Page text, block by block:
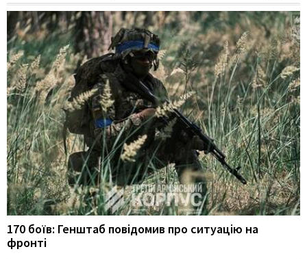
170 боїв: Генштаб повідомив про ситуацію на
фронті